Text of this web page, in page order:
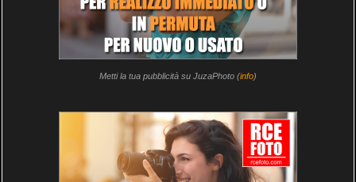
Metti la tua pubblicità su JuzaPhoto (info)